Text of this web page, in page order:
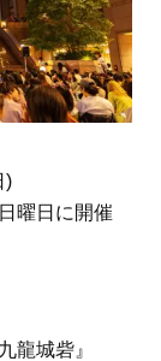
)
日に開催
龍城砦』